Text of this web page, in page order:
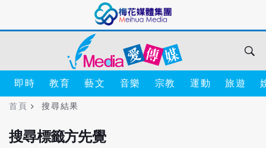
即時 教育 藝文 音樂 宗教 運動 旅遊
首頁 搜尋結果
搜尋標籤方先覺